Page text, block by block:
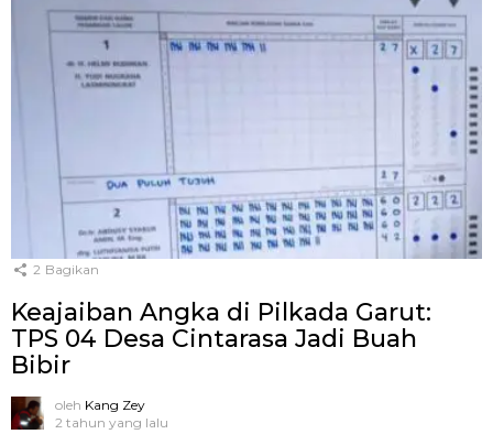
2 Bagikan
Keajaiban Angka di Pilkada Garut:
TPS 04 Desa Cintarasa Jadi Buah
Bibir
oleh Kang Zey
2 tahun yang lalu